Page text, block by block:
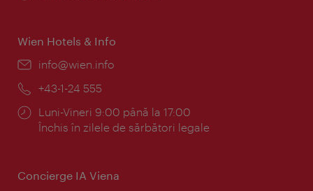
Wien Hotels & Info
E-
info@wien.info
Telefon:
+43-1-24 555
Program:
Luni-Vineri 9:00 până la 17:00
Închis în zilele de sărbători legale
Concierge IA Viena